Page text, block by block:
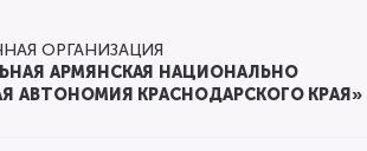
ОРГАНИЗАЦИЯ
АРМЯНСКАЯ НАЦИОНАЛЬНО
АВТОНОМИЯ КРАСНОДАРСКОГО КРАЯ»